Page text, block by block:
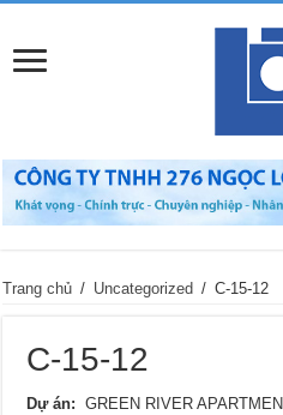
Trang chủ / Uncategorized / C-15-12
C-15-12
Dự án: GREEN RIVER